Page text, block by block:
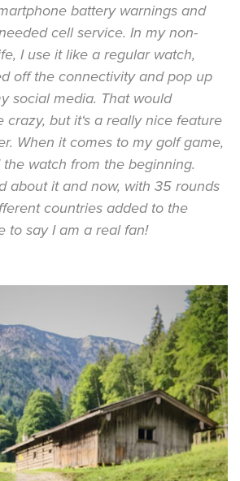
battery warnings and
cell service. In my non-
I use it like a regular watch,
off the connectivity and pop up
social media. That would
crazy, but it‘s a really nice feature
When it comes to my golf game,
watch from the beginning.
about it and now, with 35 rounds
countries added to the
to say I am a real fan!